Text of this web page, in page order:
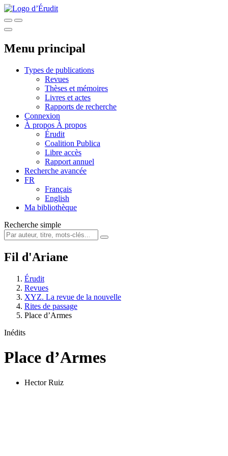
Menu principal
Types de publications
Revues
Thèses et mémoires
Livres et actes
Rapports de recherche
Connexion
À propos À propos
Érudit
Coalition Publica
Libre accès
Rapport annuel
Recherche avancée
FR
Français
English
Ma bibliothèque
Recherche simple
Fil d'Ariane
Érudit
Revues
XYZ. La revue de la nouvelle
Rites de passage
Place d’Armes
Inédits
Place d’Armes
Hector Ruiz